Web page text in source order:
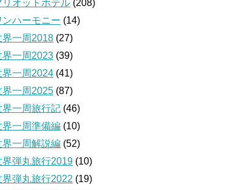
リオットホテル (208)
ンハーモニー (14)
界一周2018 (27)
界一周2023 (39)
界一周2024 (41)
界一周2025 (87)
界一周旅行記 (46)
界一周準備編 (10)
界一周解説編 (52)
界弾丸旅行2019 (10)
界弾丸旅行2022 (19)